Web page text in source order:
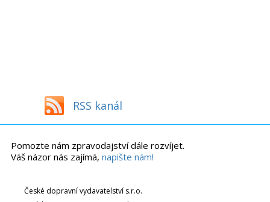
RSS kanál
Pomozte nám zpravodajství dále rozvíjet.
Váš názor nás zajímá, napište nám!
České dopravní vydavatelství s.r.o.